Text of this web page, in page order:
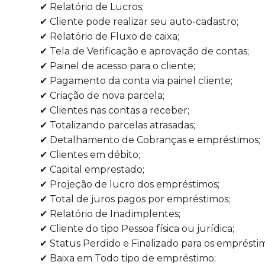
✔ Relatório de Lucros;
✔ Cliente pode realizar seu auto-cadastro;
✔ Relatório de Fluxo de caixa;
✔ Tela de Verificação e aprovação de contas;
✔ Painel de acesso para o cliente;
✔ Pagamento da conta via painel cliente;
✔ Criação de nova parcela;
✔ Clientes nas contas a receber;
✔ Totalizando parcelas atrasadas;
✔ Detalhamento de Cobranças e empréstimos;
✔ Clientes em débito;
✔ Capital emprestado;
✔ Projeção de lucro dos empréstimos;
✔ Total de juros pagos por empréstimos;
✔ Relatório de Inadimplentes;
✔ Cliente do tipo Pessoa física ou jurídica;
✔ Status Perdido e Finalizado para os
✔ Baixa em Todo tipo de empréstimo;